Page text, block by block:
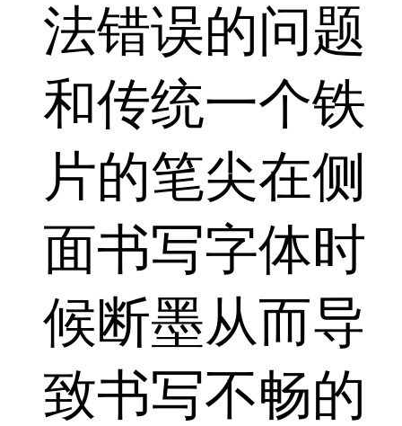
法错误的问题
和传统一个铁
片的笔尖在侧
面书写字体时
候断墨从而导
致书写不畅的